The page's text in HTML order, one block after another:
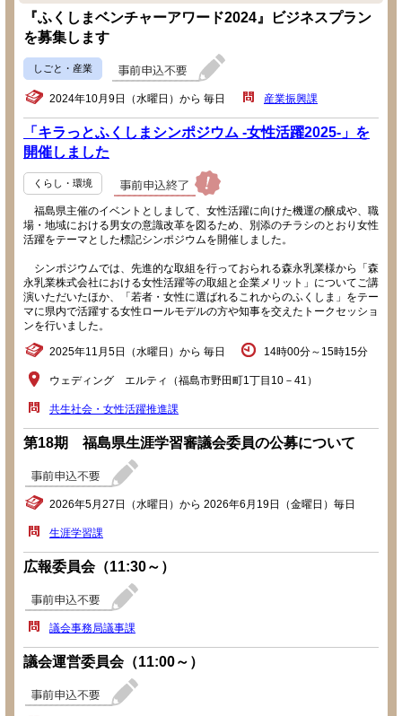
『ふくしまベンチャーアワード2024』ビジネスプラン
を募集します
しごと・産業
2024年10月9日（水曜日）から 毎日 産業振興課
「キラっとふくしまシンポジウム -女性活躍2025-」を
開催しました
くらし・環境
福島県主催のイベントとしまして、女性活躍に向けた機運の醸成や、職
場・地域における男女の意識改革を図るため、別添のチラシのとおり女性
活躍をテーマとした標記シンポジウムを開催しました。
シンポジウムでは、先進的な取組を行っておられる森永乳業様から「森
永乳業株式会社における女性活躍等の取組と企業メリット」についてご講
演いただいたほか、「若者・女性に選ばれるこれからのふくしま」をテー
マに県内で活躍する女性ロールモデルの方や知事を交えたトークセッショ
ンを行いました。
2025年11月5日（水曜日）から 毎日 14時00分～15時15分
ウェディング エルティ（福島市野田町1丁目10－41）
共生社会・女性活躍推進課
第18期 福島県生涯学習審議会委員の公募について
2026年5月27日（水曜日）から 2026年6月19日（金曜日）毎日
生涯学習課
広報委員会（11:30～）
議会事務局議事課
議会運営委員会（11:00～）